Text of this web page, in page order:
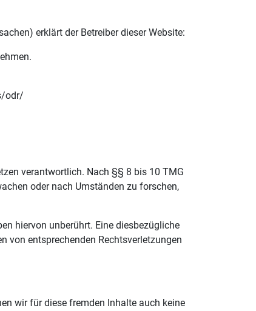
erklärt der Betreiber dieser Website:
odr/
verantwortlich. Nach §§ 8 bis 10 TMG
oder nach Umständen zu forschen,
hiervon unberührt. Eine diesbezügliche
von entsprechenden Rechtsverletzungen
wir für diese fremden Inhalte auch keine